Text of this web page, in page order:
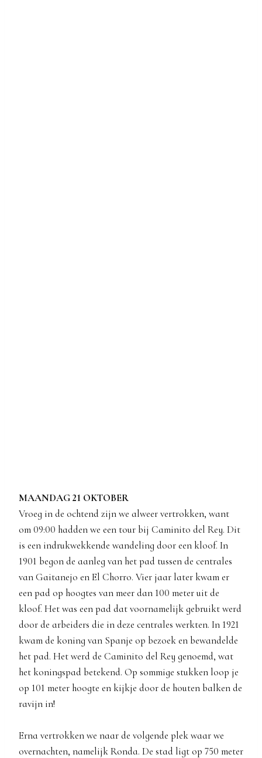
MAANDAG 21 OKTOBER
Vroeg in de ochtend zijn we alweer vertrokken, want
om 09:00 hadden we een tour bij Caminito del Rey. Dit
is een indrukwekkende wandeling door een kloof. In
1901 begon de aanleg van het pad tussen de centrales
van Gaitanejo en El Chorro. Vier jaar later kwam er
een pad op hoogtes van meer dan 100 meter uit de
kloof. Het was een pad dat voornamelijk gebruikt werd
door de arbeiders die in deze centrales werkten. In 1921
kwam de koning van Spanje op bezoek en bewandelde
het pad. Het werd de Caminito del Rey genoemd, wat
het koningspad betekend. Op sommige stukken loop je
op 101 meter hoogte en kijkje door de houten balken de
ravijn in!
Erna vertrokken we naar de volgende plek waar we
overnachten, namelijk Ronda. De stad ligt op 750 meter